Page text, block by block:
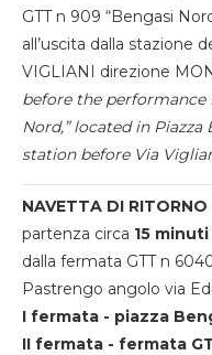
GTT n 909 “Bengasi
all’uscita dalla stazione
VIGLIANI direzione
before the performance
Nord,” located in
station before Via
NAVETTA DI RITORNO
partenza circa 15 minuti
dalla fermata GTT n
Pastrengo angolo via
I fermata - piazza
II fermata - fermata